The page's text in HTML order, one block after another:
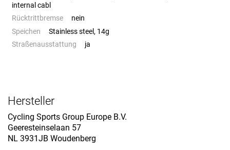
internal cabl
Rücktrittbremse
nein
Speichen
Stainless steel, 14g
Straßenausstattung
ja
Hersteller
Cycling Sports Group Europe B.V.
Geeresteinselaan 57
NL 3931JB Woudenberg